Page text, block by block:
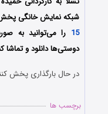
شبکه نمایش خانگی
15 را می‌توانید به
دوستی‌ها دانلود و تماشا
در حال بارگذاری پخش
برچسب ها